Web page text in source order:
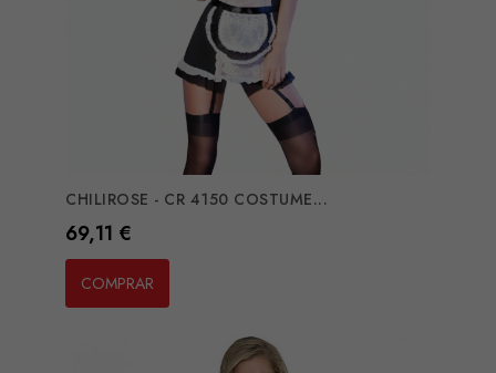
CHILIROSE - CR 4150 COSTUME...
Preço
69,11 €
COMPRAR